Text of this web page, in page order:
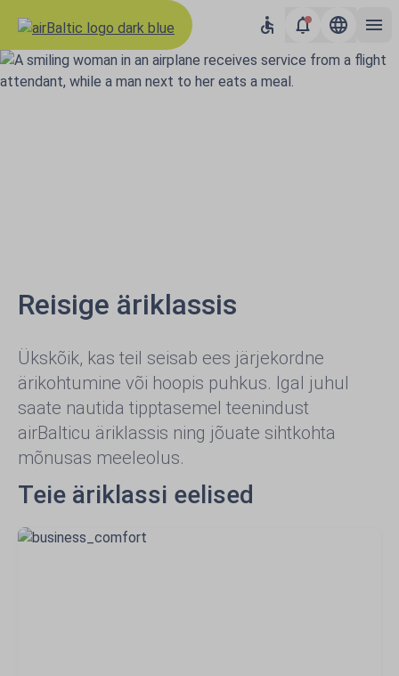
Reisige äriklassis
Ükskõik, kas teil seisab ees järjekordne
ärikohtumine või hoopis puhkus. Igal juhul
saate nautida tipptasemel teenindust
airBalticu äriklassis ning jõuate sihtkohta
mõnusas meeleolus.
Teie äriklassi eelised